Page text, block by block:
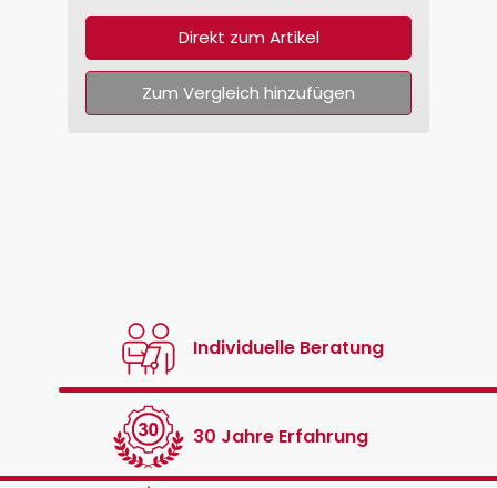
Direkt zum Artikel
Zum Vergleich hinzufügen
Individuelle Beratung
30 Jahre Erfahrung